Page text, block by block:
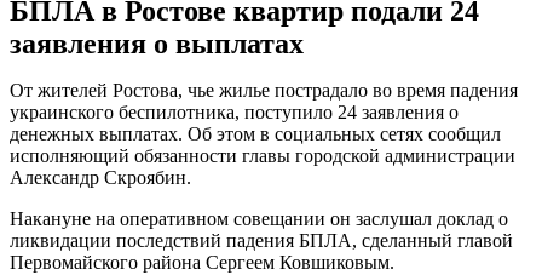
БПЛА в Ростове квартир подали 24
заявления о выплатах
От жителей Ростова, чье жилье пострадало во время падения
украинского беспилотника, поступило 24 заявления о
денежных выплатах. Об этом в социальных сетях сообщил
исполняющий обязанности главы городской администрации
Александр Скроябин.
Накануне на оперативном совещании он заслушал доклад о
ликвидации последствий падения БПЛА, сделанный главой
Первомайского района Сергеем Ковшиковым.